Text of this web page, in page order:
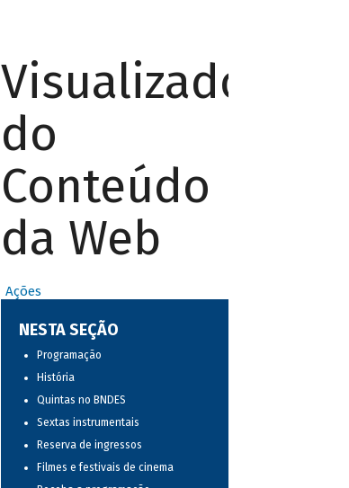
Visualizador
do
Conteúdo
da Web
Ações
NESTA SEÇÃO
Programação
História
Quintas no BNDES
Sextas instrumentais
Reserva de ingressos
Filmes e festivais de cinema